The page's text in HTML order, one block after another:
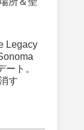
Legacy
ート。
す